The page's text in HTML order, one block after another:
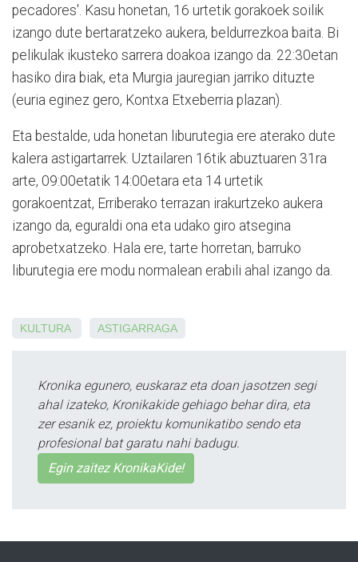
pecadores'. Kasu honetan, 16 urtetik gorakoek soilik
izango dute bertaratzeko aukera, beldurrezkoa baita. Bi
pelikulak ikusteko sarrera doakoa izango da. 22:30etan
hasiko dira biak, eta Murgia jauregian jarriko dituzte
(euria eginez gero, Kontxa Etxeberria plazan).
Eta bestalde, uda honetan liburutegia ere aterako dute
kalera astigartarrek. Uztailaren 16tik abuztuaren 31ra
arte, 09:00etatik 14:00etara eta 14 urtetik
gorakoentzat, Erriberako terrazan irakurtzeko aukera
izango da, eguraldi ona eta udako giro atsegina
aprobetxatzeko. Hala ere, tarte horretan, barruko
liburutegia ere modu normalean erabili ahal izango da.
KULTURA ASTIGARRAGA
Kronika egunero, euskaraz eta doan jasotzen segi
ahal izateko, Kronikakide gehiago behar dira, eta
zer esanik ez, proiektu komunikatibo sendo eta
profesional bat garatu nahi badugu.
Egin zaitez KronikaKide!